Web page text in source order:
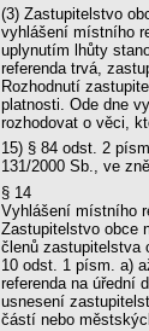
(3) Zastupitelstvo
vyhlášení místního
uplynutím lhůty
referenda trvá,
Rozhodnutí
platnosti. Ode dne
rozhodovat o věci,
15) § 84 odst. 2
131/2000 Sb., ve
§ 14
Vyhlášení místního
Zastupitelstvo obce
členů zastupitelstva
10 odst. 1 písm. a)
referenda na úřední
usnesení
částí nebo